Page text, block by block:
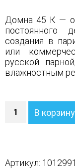
Домна 45 К —
постоянного
создания в
или
русской
влажностным
Печь
Домна
в
В корзину
Артикул: 1012991